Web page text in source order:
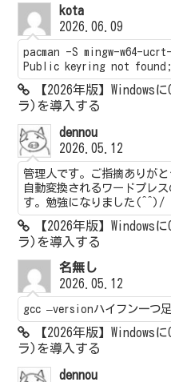
kota
2026.06.09
pacman -S mingw-w64-
Public keyring not
【2026年版】Windows
ラ)を導入する
dennou
2026.05.12
管理人です。ご指摘ありが
自動変換されるワードプレ
す。勉強になりました(^^)/
【2026年版】Windows
ラ)を導入する
名無し
2026.05.12
gcc –versionハイフン一つ
【2026年版】Windows
ラ)を導入する
dennou